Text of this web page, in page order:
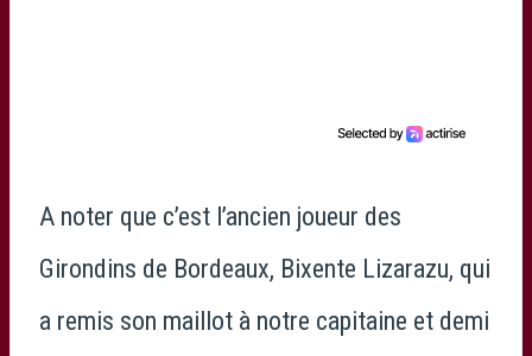
A noter que c’est l’ancien joueur des
Girondins de Bordeaux, Bixente Lizarazu, qui
a remis son maillot à notre capitaine et demi